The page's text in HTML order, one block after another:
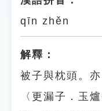
qīn zhěn
解釋：
被子與枕頭。
〈更漏子．玉